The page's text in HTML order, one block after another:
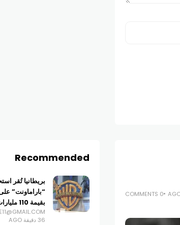
0 COMMENTS
Recommended
بريطانيا تُقر
“باراماونت”
بقيمة 110 مليارات دولار
36 دقيقة AGO